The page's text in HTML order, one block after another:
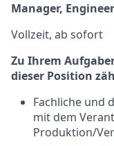
Manager,
Vollzeit, ab sofort
Zu Ihrem
dieser Position
Fachliche und
mit dem
Produktion/